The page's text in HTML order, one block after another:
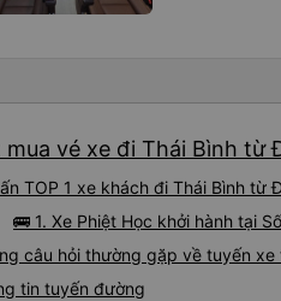
vé xe đi Thái Bình từ
TOP 1 xe khách đi Thái Bình
🚌 1. Xe Phiệt Học khởi hành tại
câu hỏi thường gặp về tuyến
tin tuyến đường